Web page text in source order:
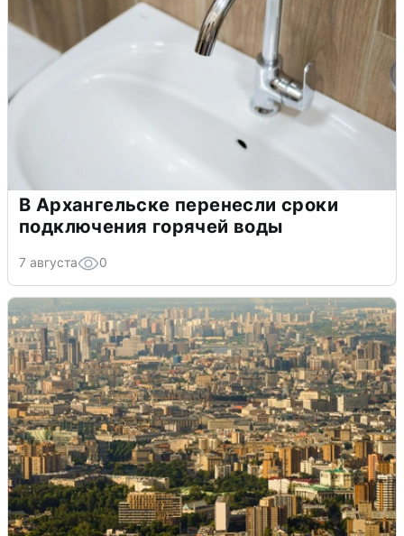
В Архангельске перенесли сроки
подключения горячей воды
7 августа 0